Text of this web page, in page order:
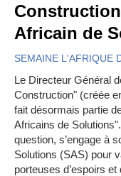
Africain de
SEMAINE L'AFRIQUE
Le Directeur Général
Construction" (créée
fait désormais partie
Africains de
question, s’engage à
Solutions (SAS) pour
porteuses d’espoirs